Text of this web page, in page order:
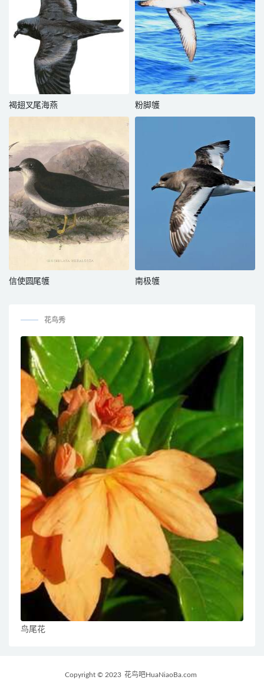
褐翅叉尾海燕 粉脚鹱
信使圆尾鹱 南极鹱
花鸟秀
鸟尾花
Copyright © 2023 花鸟吧HuaNiaoBa.com